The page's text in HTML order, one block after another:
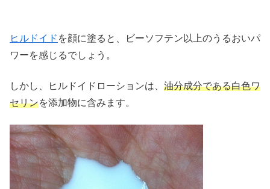
ヒルドイド を顔に塗ると、ビーソフテン以上のうるおいパ
ワーを感じるでしょう。
しかし、ヒルドイドローションは、 油分成分である白色ワ
セリンを添加物に含みます。